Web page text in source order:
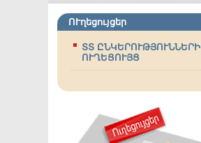
ՈՒղեցույցեր
ՏՏ ԸՆԿԵՐՈՒԹՅՈՒՆՆԵՐԻ
ՈՒՂԵՑՈՒՅՑ